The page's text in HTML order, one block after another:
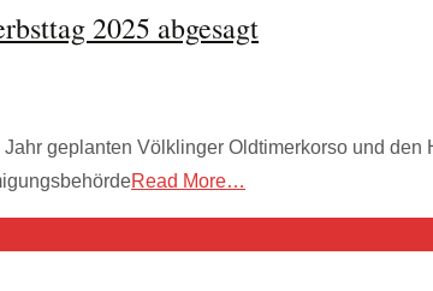
2025 abgesagt
geplanten Völklinger Oldtimerkorso und
Read More…